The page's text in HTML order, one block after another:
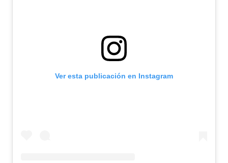
Ver esta publicación en Instagram